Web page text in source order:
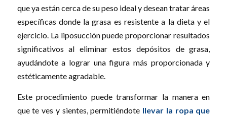
que ya están cerca de su peso ideal y desean tratar áreas
específicas donde la grasa es resistente a la dieta y el
ejercicio. La liposucción puede proporcionar resultados
significativos al eliminar estos depósitos de grasa,
ayudándote a lograr una figura más proporcionada y
estéticamente agradable.
Este procedimiento puede transformar la manera en
que te ves y sientes, permitiéndote llevar la ropa que